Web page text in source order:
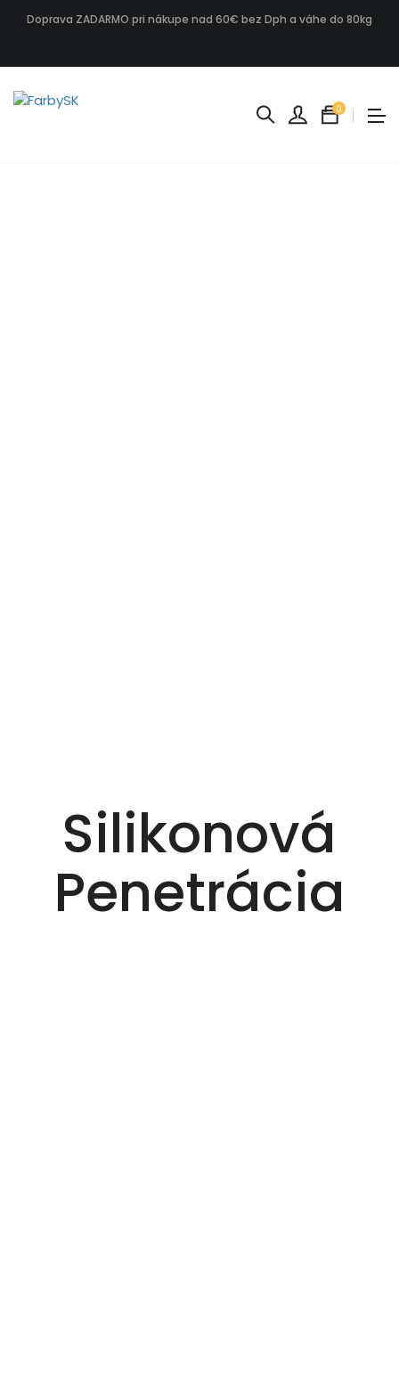
Doprava ZADARMO pri nákupe nad 60€ bez Dph a váhe do 80kg
0
Silikonová
Penetrácia